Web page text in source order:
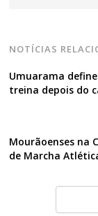
NOTÍCIAS
Umuarama
treina depois do
Mourãoenses na
de Marcha